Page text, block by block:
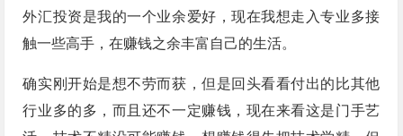
外汇投资是我的一个业余爱好，现在我想走入专业多接
触一些高手，在赚钱之余丰富自己的生活。
确实刚开始是想不劳而获，但是回头看看付出的比其他
行业多的多，而且还不一定赚钱，现在来看这是门手艺